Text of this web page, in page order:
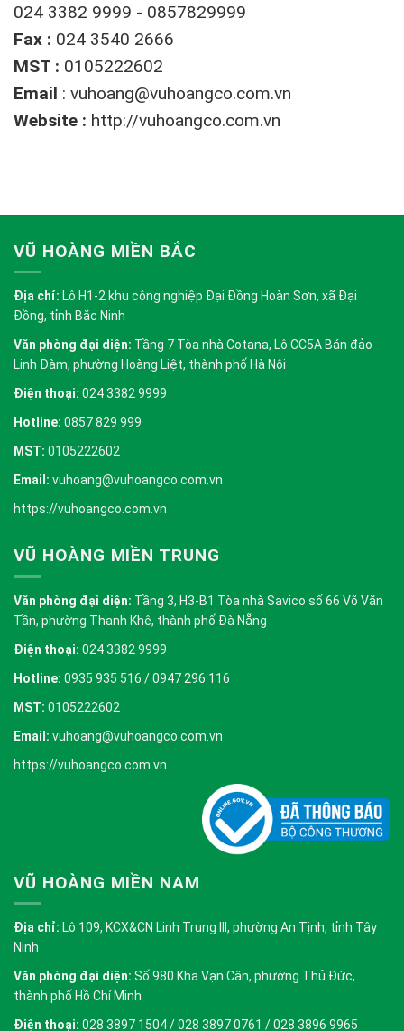
024 3382 9999 - 0857829999
Fax : 024 3540 2666
MST : 0105222602
Email : vuhoang@vuhoangco.com.vn
Website : http://vuhoangco.com.vn
VŨ HOÀNG MIỀN BẮC
Địa chỉ: Lô H1-2 khu công nghiệp Đại Đồng Hoàn Sơn, xã Đại
Đồng, tỉnh Bắc Ninh
Văn phòng đại diện: Tầng 7 Tòa nhà Cotana, Lô CC5A Bán đảo
Linh Đàm, phường Hoàng Liệt, thành phố Hà Nội
Điện thoại: 024 3382 9999
Hotline: 0857 829 999
MST: 0105222602
Email: vuhoang@vuhoangco.com.vn
https://vuhoangco.com.vn
VŨ HOÀNG MIỀN TRUNG
Văn phòng đại diện: Tầng 3, H3-B1 Tòa nhà Savico số 66 Võ Văn
Tần, phường Thanh Khê, thành phố Đà Nẵng
Điện thoại: 024 3382 9999
Hotline: 0935 935 516 / 0947 296 116
MST: 0105222602
Email: vuhoang@vuhoangco.com.vn
https://vuhoangco.com.vn
VŨ HOÀNG MIỀN NAM
Địa chỉ: Lô 109, KCX&CN Linh Trung III, phường An Tịnh, tỉnh Tây
Ninh
Văn phòng đại diện: Số 980 Kha Vạn Cân, phường Thủ Đức,
thành phố Hồ Chí Minh
Điện thoại: 028 3897 1504 / 028 3897 0761 / 028 3896 9965